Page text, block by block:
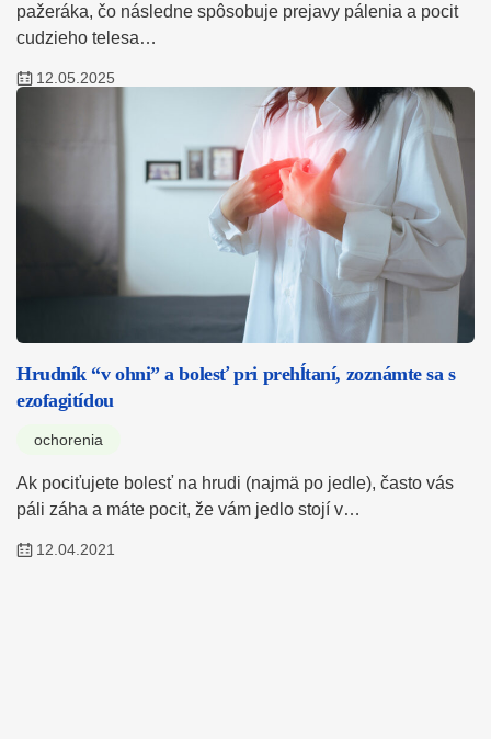
pažeráka, čo následne spôsobuje prejavy pálenia a pocit
cudzieho telesa…
12.05.2025
Hrudník “v ohni” a bolesť pri prehĺtaní, zoznámte sa s
ezofagitídou
ochorenia
Ak pociťujete bolesť na hrudi (najmä po jedle), často vás
páli záha a máte pocit, že vám jedlo stojí v…
12.04.2021